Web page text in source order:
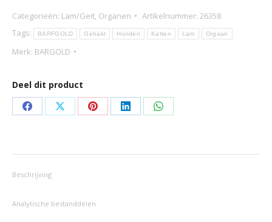
(grof
gehakt)
aantal
Categorieën: Lam/Geit, Organen Artikelnummer: 26358
Tags:
BARFGOLD Gehakt Honden Katten Lam Orgaan
Merk: BARGOLD
Deel dit product
Deel
Facebook
Deel
X
Deel
Pinterest
Deel
LinkedIn
Deel
WhatsApp
Beschrijving
Analytische bestanddelen